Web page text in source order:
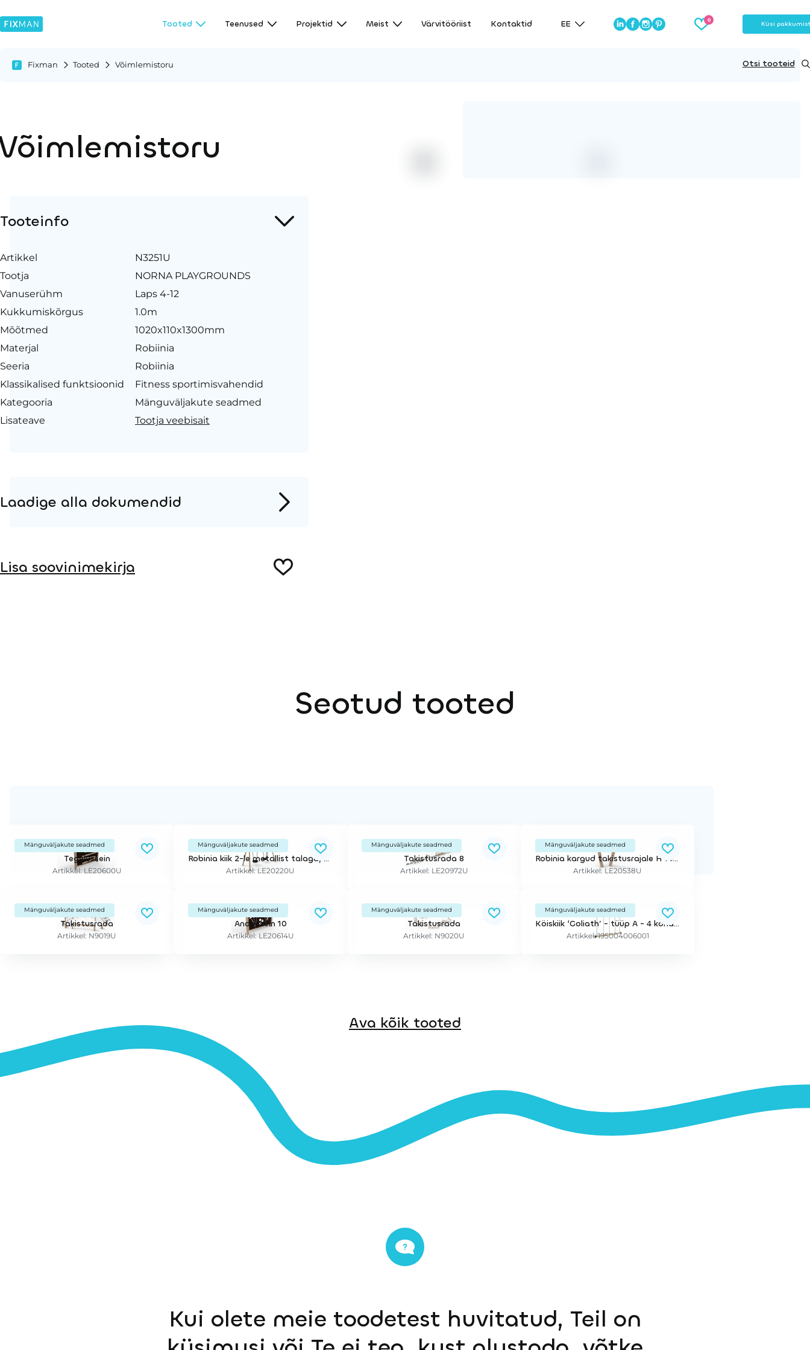
Tooted Teenused Projektid Meist Värvitööriist Kontaktid EE Küsi pakkumist
Fixman Tooted Võimlemistoru Otsi tooteid
Tooteinfo
Artikkel
N3251U
Tootja
NORNA PLAYGROUNDS
Vanuserühm
Laps 4-12
Kukkumiskõrgus
1.0m
Mõõtmed
1020x110x1300mm
Materjal
Robiinia
Seeria
Robiinia
Klassikalised funktsioonid
Fitness sportimisvahendid
Kategooria
Mänguväljakute seadmed
Lisateave
Tootja veebisait
Laadige alla dokumendid
Lisa soovinimekirja
Seotud tooted
Mänguväljakute seadmed
Tegelussein
Artikkel: LE20600U
Mänguväljakute seadmed
Robinia kiik 2-le metallist talaga, Rehvidega
Artikkel: LE20220U
Mänguväljakute seadmed
Takistusrada 8
Artikkel: LE20972U
Mänguväljakute seadmed
Robinia kargud takistusrajale H 140 cm 1 paar 2 tk
Artikkel: LE20538U
Mänguväljakute seadmed
Takistusrada
Artikkel: N9019U
Mänguväljakute seadmed
Andurisein 10
Artikkel: LE20614U
Mänguväljakute seadmed
Takistusrada
Artikkel: N9020U
Mänguväljakute seadmed
Köiskiik ‘Goliath’ - tüüp A - 4 kohaga
Artikkel: 195004006001
Ava kõik tooted
Kui olete meie toodetest huvitatud, Teil on